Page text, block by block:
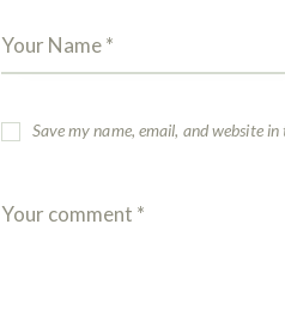
Save my name, email, and website